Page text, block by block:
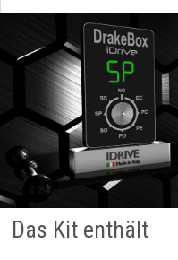
Das Kit enthält